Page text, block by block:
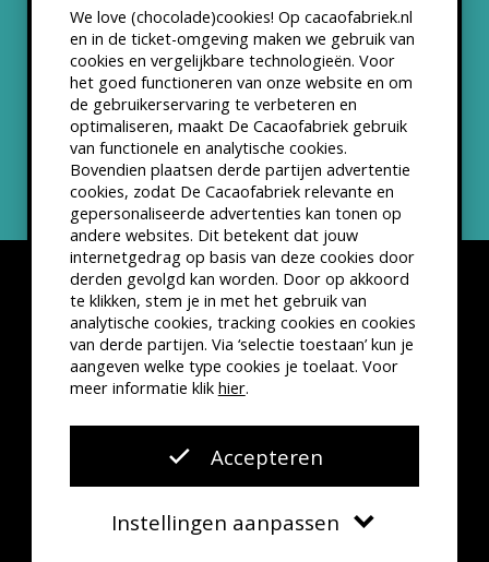
We love (chocolade)cookies! Op cacaofabriek.nl
en in de ticket-omgeving maken we gebruik van
cookies en vergelijkbare technologieën. Voor
het goed functioneren van onze website en om
de gebruikerservaring te verbeteren en
optimaliseren, maakt De Cacaofabriek gebruik
van functionele en analytische cookies.
Bovendien plaatsen derde partijen advertentie
cookies, zodat De Cacaofabriek relevante en
gepersonaliseerde advertenties kan tonen op
andere websites. Dit betekent dat jouw
internetgedrag op basis van deze cookies door
derden gevolgd kan worden. Door op akkoord
te klikken, stem je in met het gebruik van
analytische cookies, tracking cookies en cookies
van derde partijen. Via ‘selectie toestaan’ kun je
aangeven welke type cookies je toelaat. Voor
meer informatie klik hier.
Accepteren
Instellingen aanpassen
Partners & Samenwerkingen
ANBI status
Nieuwsbrief
Disclaimer Privacyverklaring
Kleine lettertjes
VSCD Bezoekersvoorwaarden
Website doorThe Cre8ion.Lab